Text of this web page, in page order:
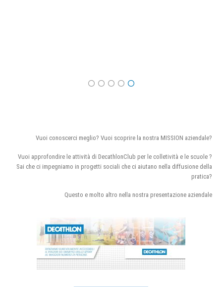
Vuoi conoscerci meglio? Vuoi scoprire la nostra MISSION aziendale?
Vuoi approfondire le attività di DecathlonClub per le colletività e le scuole ?
Sai che ci impegniamo in progetti sociali che ci aiutano nella diffusione della
pratica?
Questo e molto altro nella nostra presentazione aziendale